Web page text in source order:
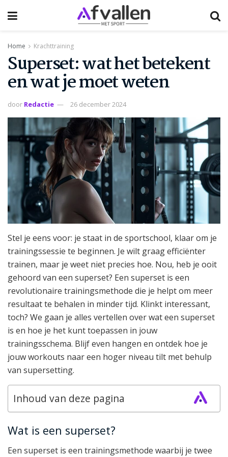
Home Krachttraining
Superset: wat het betekent
en wat je moet weten
door Redactie 26 december 2024
Stel je eens voor: je staat in de sportschool, klaar om je
trainingssessie te beginnen. Je wilt graag efficiënter
trainen, maar je weet niet precies hoe. Nou, heb je ooit
gehoord van een superset? Een superset is een
revolutionaire trainingsmethode die je helpt om meer
resultaat te behalen in minder tijd. Klinkt interessant,
toch? We gaan je alles vertellen over wat een superset
is en hoe je het kunt toepassen in jouw
trainingsschema. Blijf even hangen en ontdek hoe je
jouw workouts naar een hoger niveau tilt met behulp
van supersetting.
Inhoud van deze pagina
Wat is een superset?
Een superset is een trainingsmethode waarbij je twee